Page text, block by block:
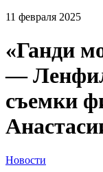
11 февраля 2025
«Ганди
—
съемки
Новости